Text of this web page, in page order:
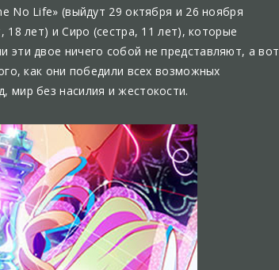
No Life» (выйдут 29 октября и 26 ноября
лет) и Сиро (сестра, 11 лет), которые
двое ничего собой не представляют, а вот
как они победили всех возможных
мир без насилия и жестокости.